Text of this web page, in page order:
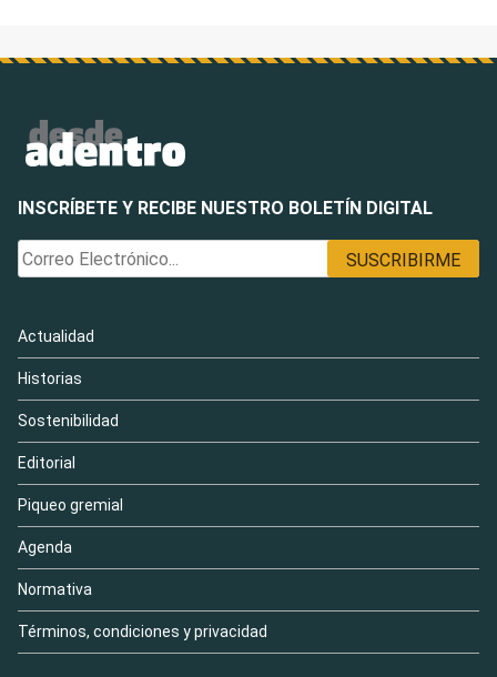
INSCRÍBETE Y RECIBE NUESTRO BOLETÍN DIGITAL
Actualidad
Historias
Sostenibilidad
Editorial
Piqueo gremial
Agenda
Normativa
Términos, condiciones y privacidad